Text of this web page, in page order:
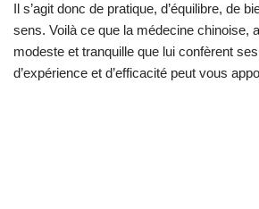
Il s’agit donc de pratique, d’équilibre, de
sens. Voilà ce que la médecine chinoise,
modeste et tranquille que lui confèrent
d’expérience et d’efficacité peut vous